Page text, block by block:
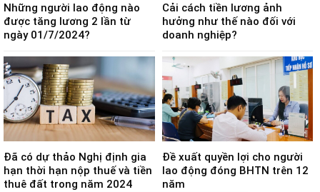
Những người lao động nào
được tăng lương 2 lần từ
ngày 01/7/2024?
Cải cách tiền lương ảnh
hưởng như thế nào đối với
doanh nghiệp?
Đã có dự thảo Nghị định gia
hạn thời hạn nộp thuế và tiền
thuê đất trong năm 2024
Đề xuất quyền lợi cho người
lao động đóng BHTN trên 12
năm